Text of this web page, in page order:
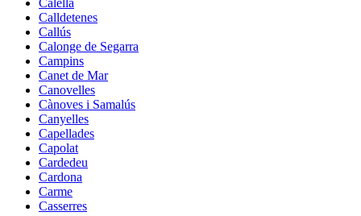
Calldetenes
Callús
Calonge de Segarra
Campins
Canet de Mar
Canovelles
Cànoves i Samalús
Canyelles
Capellades
Capolat
Cardedeu
Cardona
Carme
Casserres